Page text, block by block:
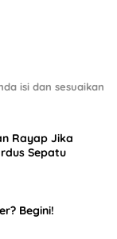
isi dan sesuaikan
Rayap Jika
Sepatu
Begini!